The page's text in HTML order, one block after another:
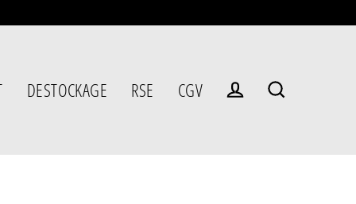
DESTOCKAGE RSE
CGV